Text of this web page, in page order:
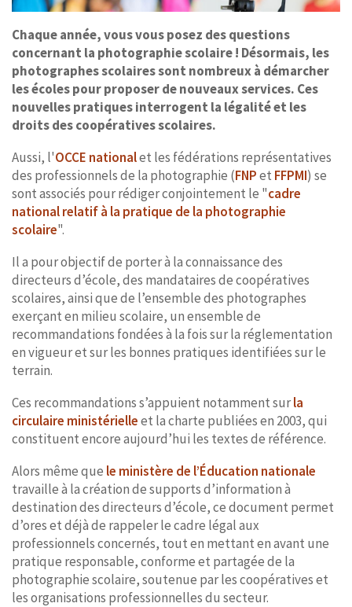
Chaque année, vous vous posez des questions
concernant la photographie scolaire ! Désormais, les
photographes scolaires sont nombreux à démarcher
les écoles pour proposer de nouveaux services. Ces
nouvelles pratiques interrogent la légalité et les
droits des coopératives scolaires.
Aussi, l'OCCE nationalet les fédérations représentatives
des professionnels de la photographie (FNPet FFPMI) se
sont associés pour rédiger conjointement le "cadre
national relatif à la pratique de la photographie
scolaire".
Il a pour objectif de porter à la connaissance des
directeurs d’école, des mandataires de coopératives
scolaires, ainsi que de l’ensemble des photographes
exerçant en milieu scolaire, un ensemble de
recommandations fondées à la fois sur la réglementation
en vigueur et sur les bonnes pratiques identifiées sur le
terrain.
Ces recommandations s’appuient notamment surla
circulaire ministérielleet la charte publiées en 2003, qui
constituent encore aujourd’hui les textes de référence.
Alors même que le ministère de l’Éducation nationale
travaille à la création de supports d’information à
destination des directeurs d’école, ce document permet
d’ores et déjà de rappeler le cadre légal aux
professionnels concernés, tout en mettant en avant une
pratique responsable, conforme et partagée de la
photographie scolaire, soutenue par les coopératives et
les organisations professionnelles du secteur.